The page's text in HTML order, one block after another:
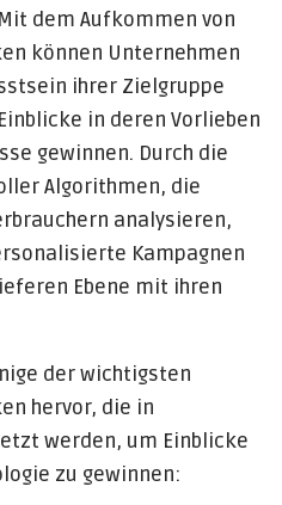
dem Aufkommen von
können Unternehmen
ihrer Zielgruppe
in deren Vorlieben
gewinnen. Durch die
Algorithmen, die
analysieren,
Kampagnen
Ebene mit ihren
der wichtigsten
hervor, die in
werden, um Einblicke
zu gewinnen: